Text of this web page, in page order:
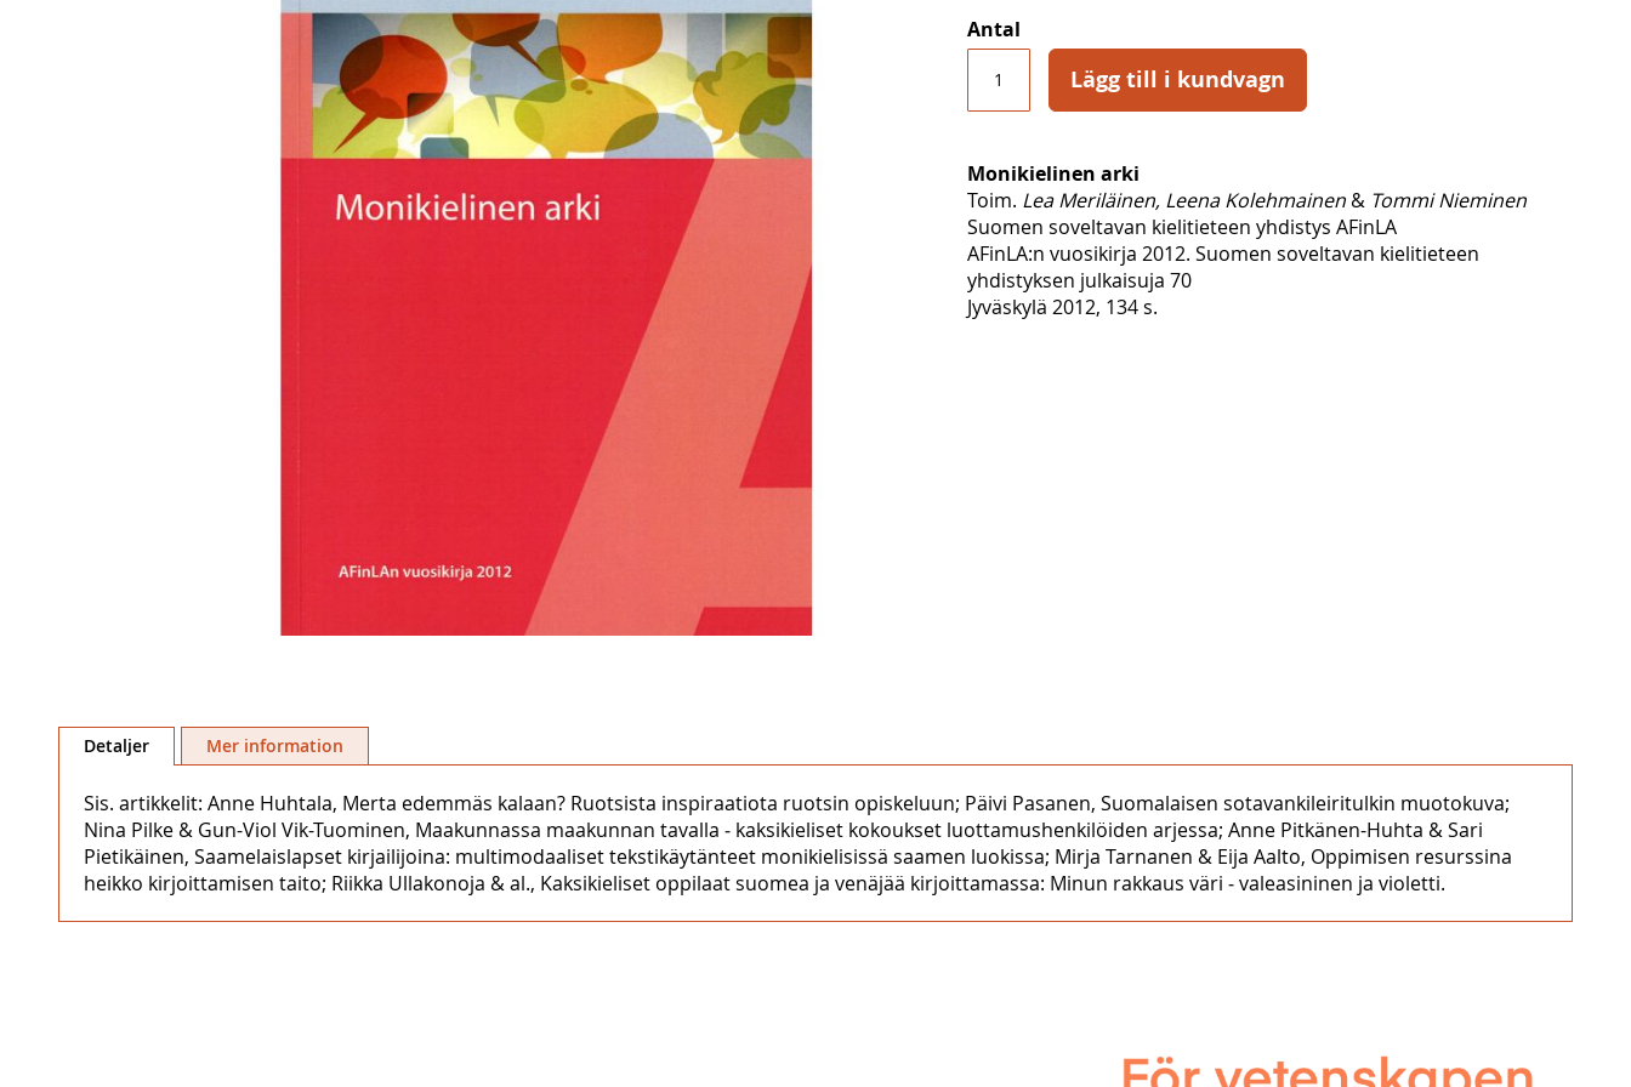
till
bildgalleriet
Antal
Lägg till i kundvagn
Monikielinen arki
Toim. Lea Meriläinen, Leena Kolehmainen& Tommi Nieminen
Suomen soveltavan kielitieteen yhdistys AFinLA
AFinLA:n vuosikirja 2012. Suomen soveltavan kielitieteen
yhdistyksen julkaisuja 70
Jyväskylä 2012, 134 s.
Detaljer
Sis. artikkelit: Anne Huhtala, Merta edemmäs kalaan? Ruotsista inspiraatiota ruotsin opiskeluun; Päivi Pasanen, Suomalaisen sotavankileiritulkin muotokuva;
Nina Pilke & Gun-Viol Vik-Tuominen, Maakunnassa maakunnan tavalla ‒ kaksikieliset kokoukset luottamushenkilöiden arjessa; Anne Pitkänen-Huhta & Sari
Pietikäinen, Saamelaislapset kirjailijoina: multimodaaliset tekstikäytänteet monikielisissä saamen luokissa; Mirja Tarnanen & Eija Aalto, Oppimisen resurssina
heikko kirjoittamisen taito; Riikka Ullakonoja & al., Kaksikieliset oppilaat suomea ja venäjää kirjoittamassa: Minun rakkaus väri ‒ valeasininen ja violetti.
Mer information